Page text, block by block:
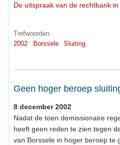
De uitspraak van de rechtbank
Trefwoorden:
2002
Borssele Sluiting
Geen hoger beroep
8 december 2002
Nadat de toen demissionaire
heeft geen reden te zien tegen
van Borssele in hoger beroep te